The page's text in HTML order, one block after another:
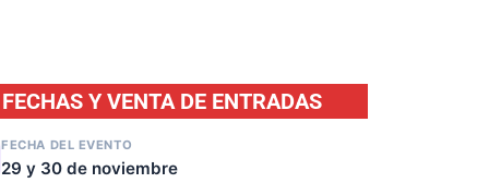
FECHAS Y VENTA DE ENTRADAS
FECHA DEL EVENTO
29 y 30 de noviembre